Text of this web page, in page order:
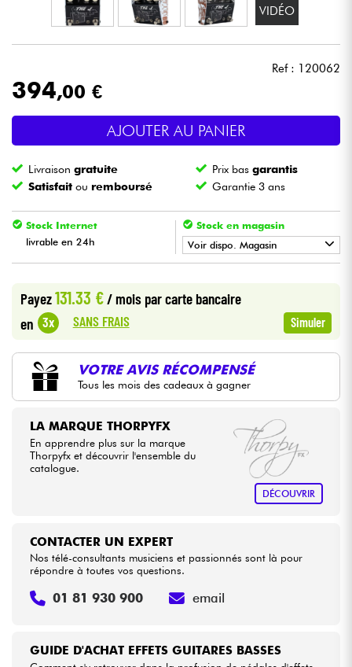
Eclairage
Violons & Quatuor
Câbles & Access.
Voir nos marques
VIDÉO
Ref : 120062
394,00 €
AJOUTER AU PANIER
Livraisongratuite Prix basgarantis
Satisfait ou remboursé Garantie 3 ans
Stock Internet
livrable en 24h
Stock en magasin
Voir dispo. Magasin
Payez131.33 €/ mois par carte bancaire
en 3x SANS FRAIS Simuler
VOTRE AVIS RÉCOMPENSÉ
Tous les mois des cadeaux à gagner
LA MARQUE THORPYFX
En apprendre plus sur la marque
Thorpyfx et découvrir l'ensemble du
catalogue.
DÉCOUVRIR
GUIDE D'ACHAT EFFETS GUITARES BASSES
CONTACTER UN EXPERT
Nos télé-consultants musiciens et passionnés sont là pour
répondre à toutes vos questions.
01 81 930 900 email